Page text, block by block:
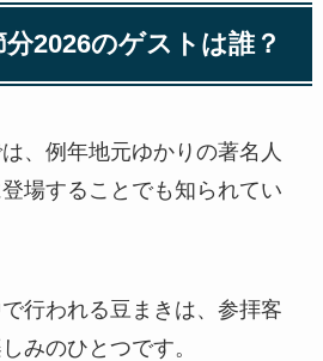
分2026のゲストは誰？
、例年地元ゆかりの著名人
場することでも知られてい
行われる豆まきは、参拝客
みのひとつです。